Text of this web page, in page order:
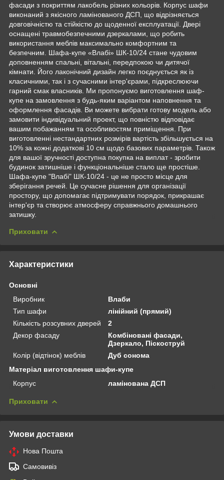
фасади з покриттям лакобель різних кольорів. Корпус шафи
виконаний з якісного ламінованого ДСП, що відрізняється
довговічністю та стійкістю до щоденної експлуатації. Двері
оснащені травмобезпечними дзеркалами, що робить
використання меблів максимально комфортним та
безпечним. Шафа-купе «Влабі» ШК-10/24 стане чудовим
доповненням спальні, вітальні, передпокою чи дитячої
кімнати. Його лаконічний дизайн легко поєднується як із
класичними, так і з сучасними інтер'єрами, підкреслюючи
гарний смак власників. Ми пропонуємо виготовлення шаф-
купе на замовлення з будь-яким варіантом наповнення та
оформлення фасадів. Ви можете вибрати готову модель або
замовити індивідуальний проект, що повністю відповідає
вашим побажанням та особливостям приміщення. При
виготовленні нестандартних розмірів вартість збільшується на
10% за кожні додаткові 10 см щодо базових параметрів. Також
для вашої зручності доступна покупка на виплат - зробити
будинок затишніше і функціональніше стало ще простіше.
Шафа-купе "Влабі" ШК-10/24 - це не просто місце для
зберігання речей. Це сучасне рішення для організації
простору, що допомагає підтримувати порядок, прикрашає
інтер'єр та створює атмосферу справжнього домашнього
затишку.
Приховати
Характеристики
Основні
Виробник
Влаби
Тип шафи
лінійний (прямий)
Кількість розсувних дверей
2
Декор фасаду
Комбіновані фасади,
Дзеркало, Піскоструй
Колір (відтінок) меблів
Дуб сонома
Матеріал виготовлення шафи-купе
Корпус
ламінована ДСП
Приховати
Умови доставки
Нова Пошта
Самовивіз